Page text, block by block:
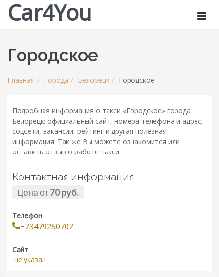
Car4You
Городское
Главная Города Белорецк Городское
Подробная информация о такси «Городское» города
Белорецк: официальный сайт, номера телефона и адрес,
соцсети, вакансии, рейтинг и другая полезная
информация. Так же Вы можете ознакомится или
оставить отзыв о работе такси.
Контактная информация
Цена от70 руб.
Телефон
+73479250707
Сайт
не указан